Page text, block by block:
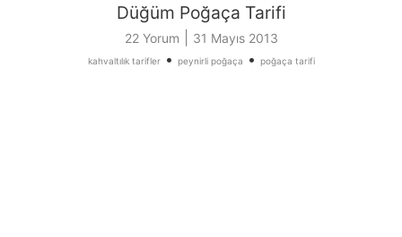
Düğüm Poğaça Tarifi
22 Yorum 31 Mayıs 2013
kahvaltılık tarifler• peynirli poğaça • poğaça tarifi